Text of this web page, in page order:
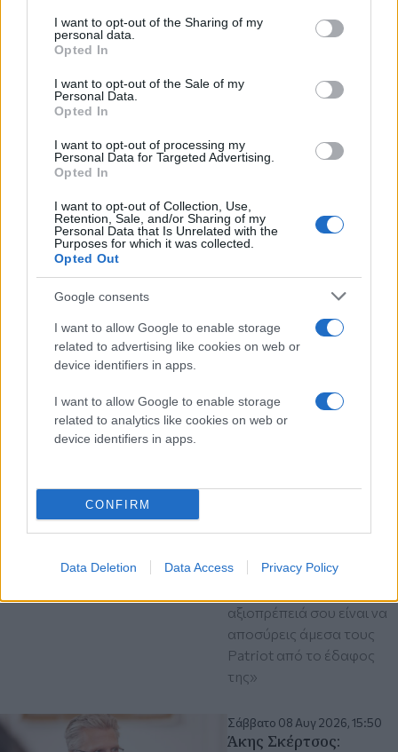
not limited to your visit or usage behaviour. You may click to
grant or deny consent to Google and its third-party tags to
use your data for below specified purposes in below Google
consent section.
I want to opt-out of the Sharing of my
personal data.
Opted In
I want to opt-out of the Sale of my
Personal Data.
Opted In
I want to opt-out of processing my
Personal Data for Targeted Advertising.
Opted In
I want to opt-out of Collection, Use,
Retention, Sale, and/or Sharing of my
Personal Data that Is Unrelated with the
Purposes for which it was collected.
Opted Out
Google consents
I want to allow Google to enable storage
related to advertising like cookies on web or
device identifiers in apps.
I want to allow Google to enable storage
related to analytics like cookies on web or
device identifiers in apps.
CONFIRM
Data Deletion Data Access Privacy Policy
Διαβάστε περισσότερα
Σάββατο 08 Αυγ 2026, 21:00
απάντηση Υφ.
Αγροτικής Ανάπτυξης:
πλαίσιο αποζημιώσεων
για βιολογικά προϊόντα
Ως βουλευτής του νομού,
διεκδικώ την άμεση
στήριξη των παραγωγών
μας, τονίζει
Αγρότες - Κτηνοτρόφοι
Σάββατο 08 Αυγ 2026, 18:25
Κυρ. Βελόπουλος: Να
αποσυρθούν άμεσα
Patriot
σου, η μόνη σου κίνηση
αξιοπρέπειά σου είναι να
αποσύρεις άμεσα τους
Patriot από το έδαφος
της»
Σάββατο 08 Αυγ 2026, 15:50
Άκης Σκέρτσος: